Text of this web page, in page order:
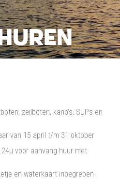
zeilboten, kano’s, SUPs en
van 15 april t/m 31 oktober
voor aanvang huur met
en waterkaart inbegrepen